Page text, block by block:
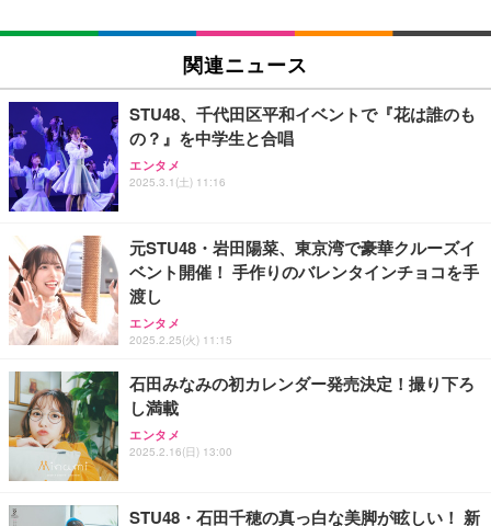
関連ニュース
STU48、千代田区平和イベントで『花は誰のも
の？』を中学生と合唱
エンタメ
2025.3.1(土) 11:16
元STU48・岩田陽菜、東京湾で豪華クルーズイ
ベント開催！ 手作りのバレンタインチョコを手
渡し
エンタメ
2025.2.25(火) 11:15
石田みなみの初カレンダー発売決定！撮り下ろ
し満載
エンタメ
2025.2.16(日) 13:00
STU48・石田千穂の真っ白な美脚が眩しい！ 新